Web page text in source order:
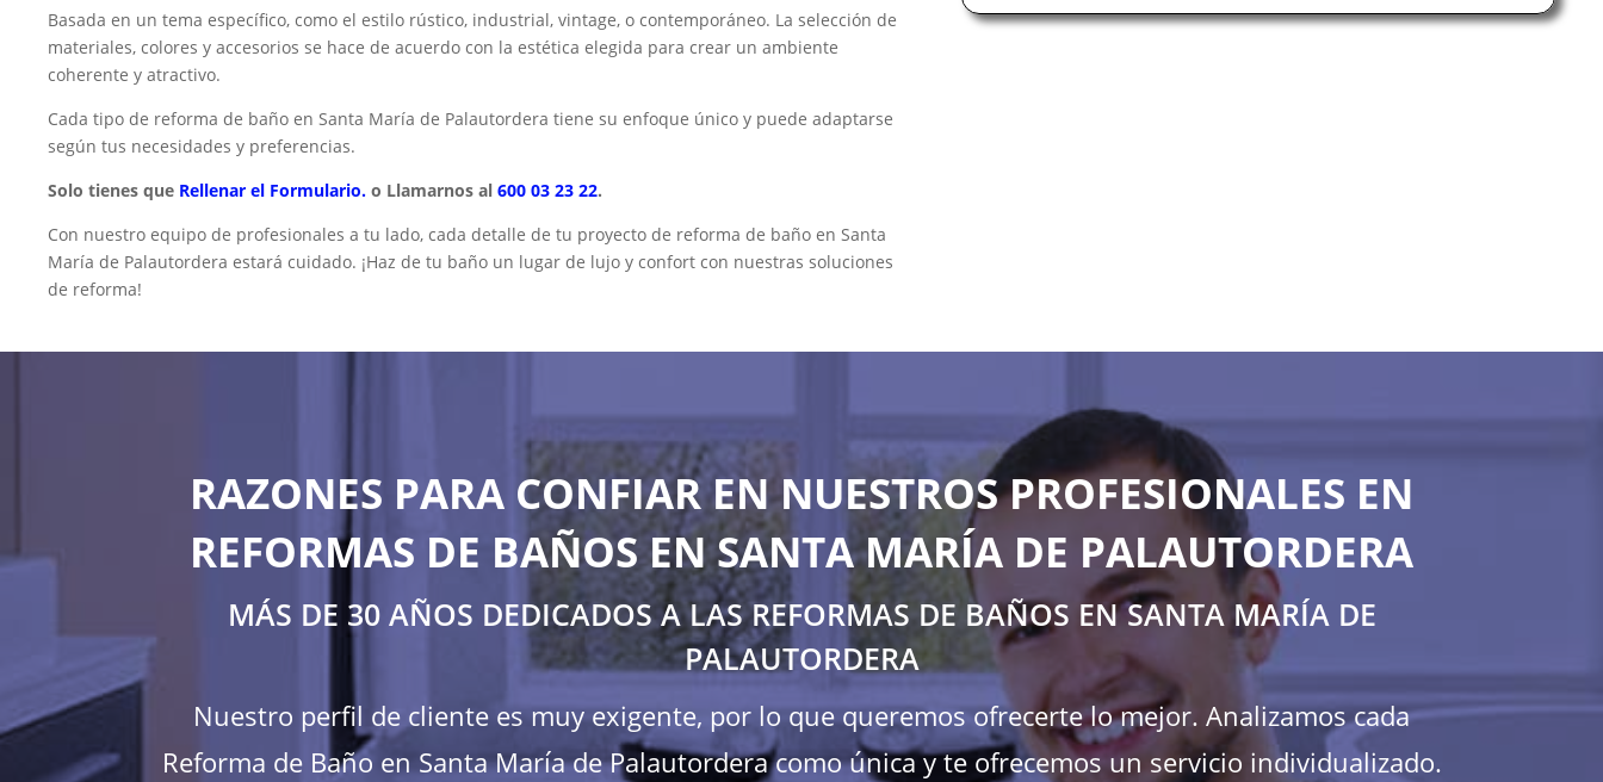
Basada en un tema específico, como el estilo rústico, industrial, vintage, o contemporáneo. La selección de
materiales, colores y accesorios se hace de acuerdo con la estética elegida para crear un ambiente
coherente y atractivo.
Cada tipo de reforma de baño en Santa María de Palautordera tiene su enfoque único y puede adaptarse
según tus necesidades y preferencias.
Solo tienes que Rellenar el Formulario. o Llamarnos al 600 03 23 22.
Con nuestro equipo de profesionales a tu lado, cada detalle de tu proyecto de reforma de baño en Santa
María de Palautordera estará cuidado. ¡Haz de tu baño un lugar de lujo y confort con nuestras soluciones
de reforma!
RAZONES PARA CONFIAR EN NUESTROS PROFESIONALES EN
REFORMAS DE BAÑOS EN SANTA MARÍA DE PALAUTORDERA
MÁS DE 30 AÑOS DEDICADOS A LAS REFORMAS DE BAÑOS EN SANTA MARÍA DE
PALAUTORDERA
Nuestro perfil de cliente es muy exigente, por lo que queremos ofrecerte lo mejor. Analizamos cada
Reforma de Baño en Santa María de Palautordera como única y te ofrecemos un servicio individualizado.